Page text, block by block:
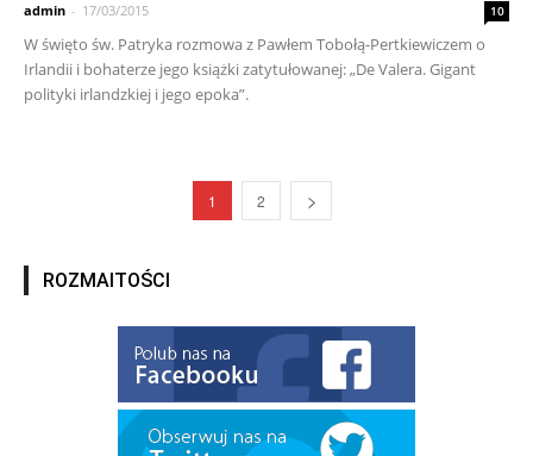
admin - 17/03/2015 10
W święto św. Patryka rozmowa z Pawłem Tobołą-Pertkiewiczem o
Irlandii i bohaterze jego książki zatytułowanej: „De Valera. Gigant
polityki irlandzkiej i jego epoka”.
1 2
ROZMAITOŚCI